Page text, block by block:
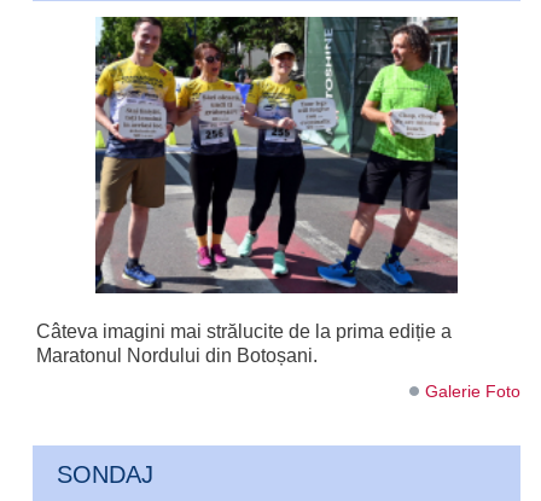
Câteva imagini mai strălucite de la prima ediție a
Maratonul Nordului din Botoșani.
Galerie Foto
SONDAJ